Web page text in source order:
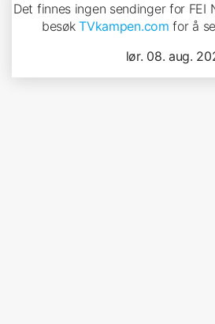
Det finnes ingen sendinger for FEI
besøkTVkampen.com for å
lør. 08. aug.